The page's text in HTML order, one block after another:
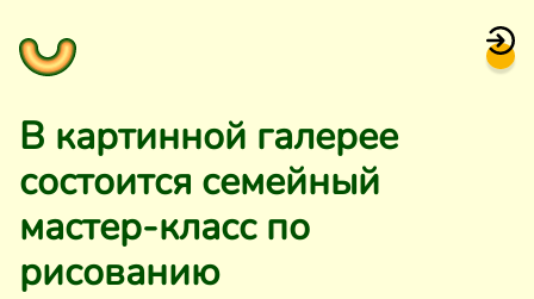
В картинной галерее
состоится семейный
мастер-класс по
рисованию